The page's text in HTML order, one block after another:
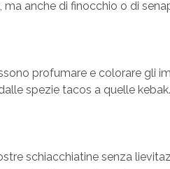
anche di finocchio o di
profumare e colorare gli
spezie tacos a quelle kebak.
schiacchiatine senza